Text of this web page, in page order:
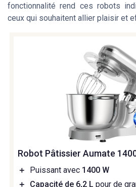
fonctionnalité rend ces robots
ceux qui souhaitent allier plaisir et
Robot Pâtissier Aumate
＋ Puissant avec 1400 W
＋
Capacité de 6,2 L pour de